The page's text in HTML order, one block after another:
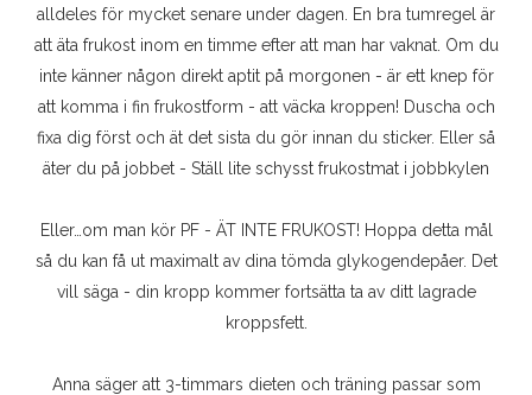
alldeles för mycket senare under dagen. En bra tumregel är
att äta frukost inom en timme efter att man har vaknat. Om du
inte känner någon direkt aptit på morgonen - är ett knep för
att komma i fin frukostform - att väcka kroppen! Duscha och
fixa dig först och ät det sista du gör innan du sticker. Eller så
äter du på jobbet - Ställ lite schysst frukostmat i jobbkylen
Eller…om man kör PF - ÄT INTE FRUKOST! Hoppa detta mål
så du kan få ut maximalt av dina tömda glykogendepåer. Det
vill säga - din kropp kommer fortsätta ta av ditt lagrade
kroppsfett.
Anna säger att 3-timmars dieten och träning passar som